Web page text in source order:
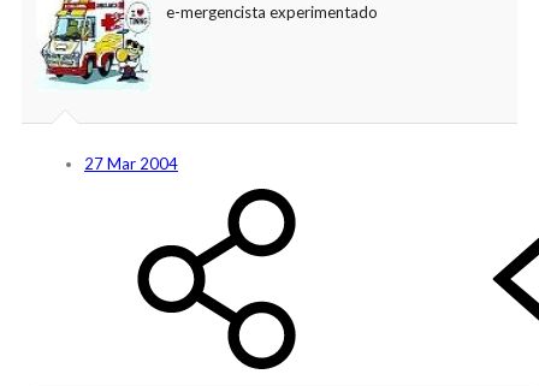
e-mergencista experimentado
27 Mar 2004